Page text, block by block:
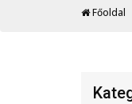
Főoldal